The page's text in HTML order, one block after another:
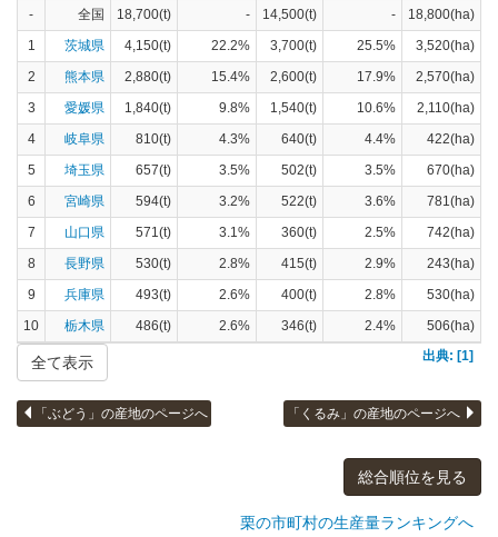
- 全国 18,700(t) - 14,500(t) -
18,800(ha)
1
茨城県 4,150(t) 22.2% 3,700(t) 25.5%
3,520(ha)
2
熊本県 2,880(t) 15.4% 2,600(t) 17.9%
2,570(ha)
3
愛媛県 1,840(t) 9.8% 1,540(t) 10.6%
2,110(ha)
4
岐阜県 810(t) 4.3% 640(t) 4.4%
422(ha)
5
埼玉県 657(t) 3.5% 502(t) 3.5%
670(ha)
6
宮崎県 594(t) 3.2% 522(t) 3.6%
781(ha)
7
山口県 571(t) 3.1% 360(t) 2.5%
742(ha)
8
長野県 530(t) 2.8% 415(t) 2.9%
243(ha)
9
兵庫県 493(t) 2.6% 400(t) 2.8%
530(ha)
10
栃木県 486(t) 2.6% 346(t) 2.4%
506(ha)
出典: [1]
全て表示
「ぶどう」の産地のページへ 「くるみ」の産地のページへ
総合順位を見る
栗の市町村の生産量ランキングへ